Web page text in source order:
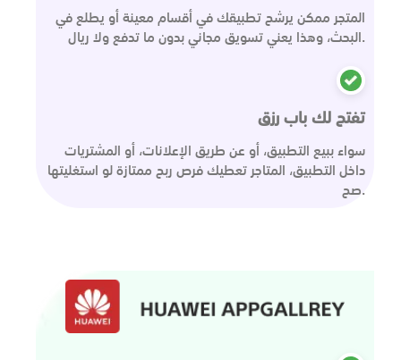
المتجر ممكن يرشح تطبيقك في أقسام معينة أو يطلع في
البحث، وهذا يعني تسويق مجاني بدون ما تدفع ولا ريال.
تفتح لك باب رزق
سواء ببيع التطبيق، أو عن طريق الإعلانات، أو المشتريات
داخل التطبيق، المتاجر تعطيك فرص ربح ممتازة لو استغليتها
صح.